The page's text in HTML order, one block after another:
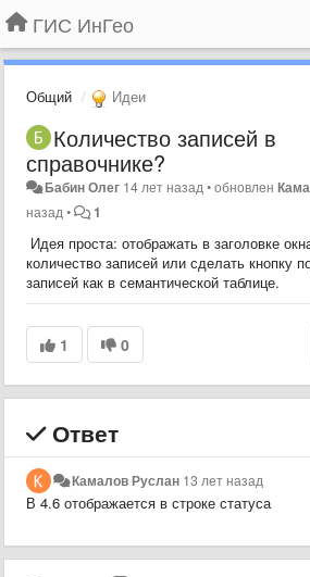
ГИС ИнГео
Общий Идеи
Количество записей в
справочнике?
Бабин Олег 14 лет назад •обновлен
назад • 1
Идея проста: отображать в заголовке
количество записей или сделать кнопку
записей как в семантической таблице.
1 0
Ответ
Камалов Руслан 13 лет назад
В 4.6 отображается в строке статуса